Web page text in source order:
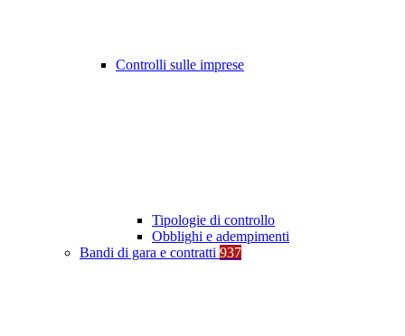
Controlli sulle imprese
Tipologie di controllo
Obblighi e adempimenti
Bandi di gara e contratti 937